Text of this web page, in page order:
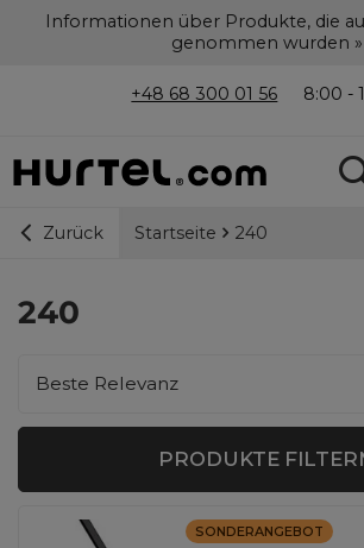
Informationen über Produkte, die
genommen wurden »
+48 68 300 01 56 8:00 -
Zurück Startseite 240
240
Sortierung ändern
Beste Relevanz
PRODUKTE
SONDERANGEBOT